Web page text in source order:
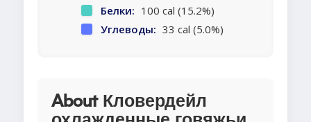
Белки: 100 cal (15.2%)
Углеводы: 33 cal (5.0%)
About Кловердейл